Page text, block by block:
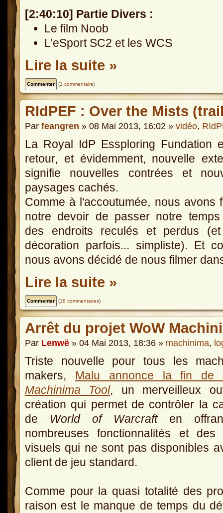
[2:40:10] Partie Divers :
Le film Noob
L’eSport SC2 et les WCS
Lire la suite »
(1 commentaire)
RIdPEF : Over the Mists
Par feangren » 08 Mai 2013, 16:02 » vidéo,
La Royal IdP Essploring Fundation
retour, et évidemment, nouvelle
signifie nouvelles contrées et
paysages cachés.
Comme à l'accoutumée, nous avons
notre devoir de passer notre
des endroits reculés et perdus
décoration parfois... simpliste). Et
nous avons décidé de nous filmer
Lire la suite »
(18 commentaires)
Arrêt du projet WoW
Par Lenwë » 04 Mai 2013, 18:36 » machinima,
Triste nouvelle pour tous les
makers, Malu annonce la fin de
Machinima Tool, un merveilleux
création qui permet de contrôler la
de World of Warcraften
nombreuses fonctionnalités et des
visuels qui ne sont pas disponibles
client de jeu standard.
Comme pour la quasi totalité des
raison est le manque de temps du